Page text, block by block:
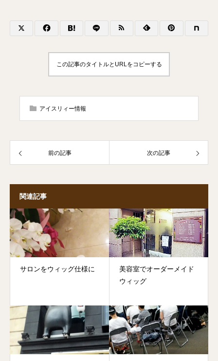
この記事のタイトルとURLをコピーする
アイスリィー情報
前の記事 次の記事
関連記事
サロンをウィッグ仕様に
美容室でオーダーメイド
ウィッグ